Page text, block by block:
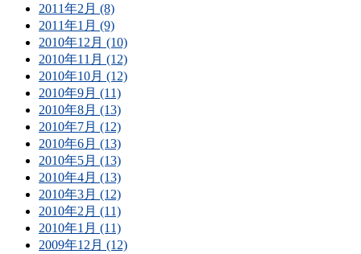
2011年2月 (8)
2011年1月 (9)
2010年12月 (10)
2010年11月 (12)
2010年10月 (12)
2010年9月 (11)
2010年8月 (13)
2010年7月 (12)
2010年6月 (13)
2010年5月 (13)
2010年4月 (13)
2010年3月 (12)
2010年2月 (11)
2010年1月 (11)
2009年12月 (12)